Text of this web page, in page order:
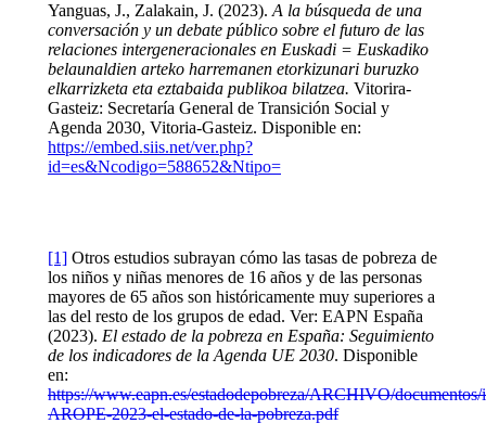
Yanguas, J., Zalakain, J. (2023). A la búsqueda de una
conversación y un debate público sobre el futuro de las
relaciones intergeneracionales en Euskadi = Euskadiko
belaunaldien arteko harremanen etorkizunari buruzko
elkarrizketa eta eztabaida publikoa bilatzea. Vitorira-
Gasteiz: Secretaría General de Transición Social y
Agenda 2030, Vitoria-Gasteiz. Disponible en:
https://embed.siis.net/ver.php?
id=es&Ncodigo=588652&Ntipo=
[1] Otros estudios subrayan cómo las tasas de pobreza de
los niños y niñas menores de 16 años y de las personas
mayores de 65 años son históricamente muy superiores a
las del resto de los grupos de edad. Ver: EAPN España
(2023). El estado de la pobreza en España: Seguimiento
de los indicadores de la Agenda UE 2030. Disponible
en:
https://www.eapn.es/estadodepobreza/ARCHIVO/
AROPE-2023-el-estado-de-la-pobreza.pdf